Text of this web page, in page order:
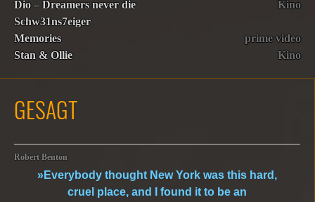
GESAGT
Robert Benton
»Everybody thought New York was this hard,
cruel place, and I found it to be an
Dio – Dreamers never die
Kino
Schw31ns7eiger
Memories
prime video
Stan & Ollie
Kino